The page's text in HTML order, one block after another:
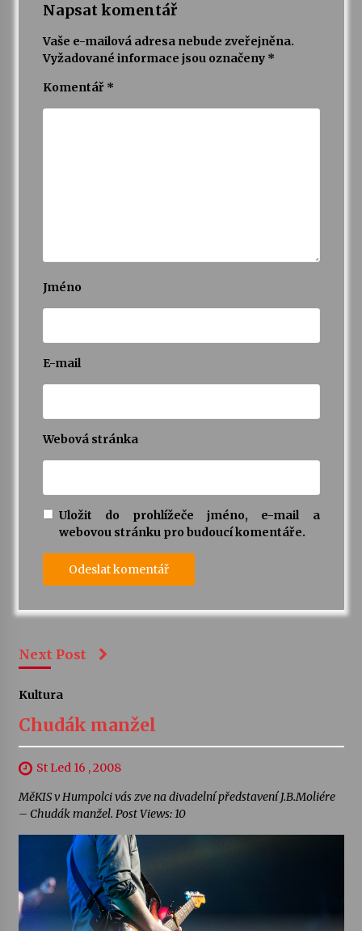
Napsat komentář
Vaše e-mailová adresa nebude zveřejněna.
Vyžadované informace jsou označeny *
Komentář *
Jméno
E-mail
Webová stránka
Uložit do prohlížeče jméno, e-mail a
webovou stránku pro budoucí komentáře.
Next Post
Kultura
Chudák manžel
St Led 16 , 2008
MěKIS v Humpolci vás zve na divadelní představení J.B.Moliére
– Chudák manžel. Post Views: 10